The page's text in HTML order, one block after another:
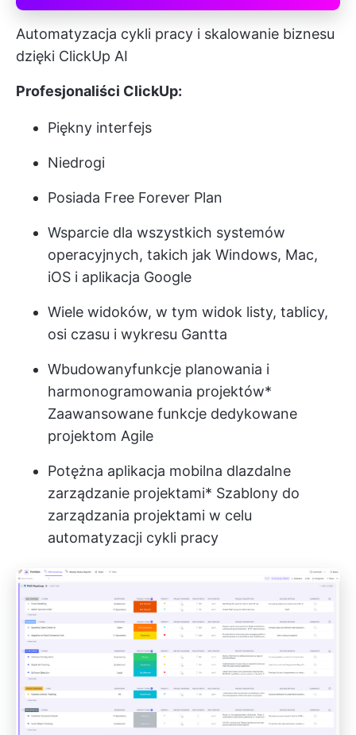
Automatyzacja cykli pracy i skalowanie biznesu
dzięki ClickUp AI
Profesjonaliści ClickUp:
Piękny interfejs
Niedrogi
Posiada Free Forever Plan
Wsparcie dla wszystkich systemów
operacyjnych, takich jak Windows, Mac,
iOS i aplikacja Google
Wiele widoków, w tym widok listy, tablicy,
osi czasu i wykresu Gantta
Wbudowanyfunkcje planowania i
harmonogramowania projektów*
Zaawansowane funkcje dedykowane
projektom Agile
Potężna aplikacja mobilna dlazdalne
zarządzanie projektami* Szablony do
zarządzania projektami w celu
automatyzacji cykli pracy